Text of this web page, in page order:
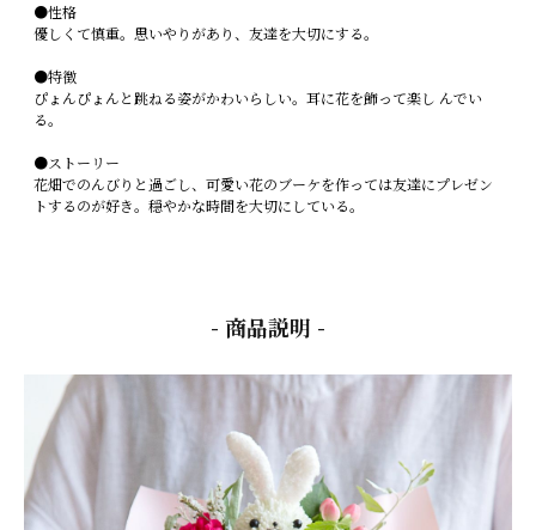
●性格
優しくて慎重。思いやりがあり、友達を大切にする。
●特徴
ぴょんぴょんと跳ねる姿がかわいらしい。耳に花を飾って楽し んでい
る。
●ストーリー
花畑でのんびりと過ごし、可愛い花のブーケを作っては友達にプレゼン
トするのが好き。穏やかな時間を大切にしている。
- 商品説明 -